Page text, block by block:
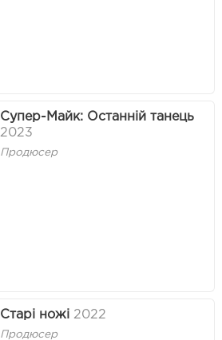
Супер-Майк: Останній танець
2023
Продюсер
Старі ножі 2022
Продюсер